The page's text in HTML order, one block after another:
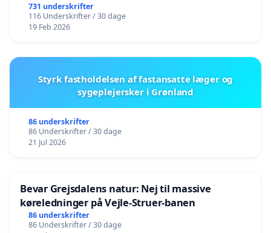
731 underskrifter
116 Underskrifter / 30 dage
19 Feb 2026
Styrk fastholdelsen af fastansatte læger og
sygeplejersker i Grønland
86 underskrifter
86 Underskrifter / 30 dage
21 Jul 2026
Bevar Grejsdalens natur: Nej til massive
køreledninger på Vejle-Struer-banen
86 underskrifter
86 Underskrifter / 30 dage